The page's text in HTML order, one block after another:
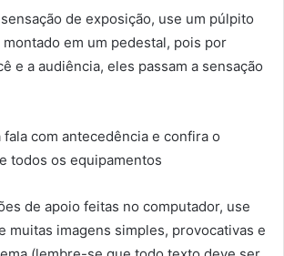
de exposição, use um púlpito
em um pedestal, pois por
e a audiência, eles passam a sensação
com antecedência e confira o
todos os equipamentos
de apoio feitas no computador, use
muitas imagens simples, provocativas e